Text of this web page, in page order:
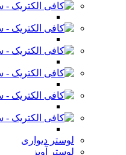
لوستر دیواری
لوستر آویز